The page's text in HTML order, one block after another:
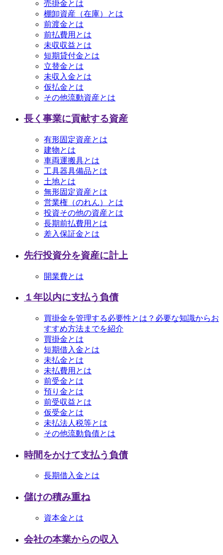
売掛金とは
棚卸資産（在庫）とは
前渡金とは
前払費用とは
未収収益とは
短期貸付金とは
立替金とは
未収入金とは
仮払金とは
その他流動資産とは
長く事業に貢献する資産
有形固定資産とは
建物とは
車両運搬具とは
工具器具備品とは
土地とは
無形固定資産とは
営業権（のれん）とは
投資その他の資産とは
長期前払費用とは
差入保証金とは
先行投資分を資産に計上
開業費とは
１年以内に支払う負債
買掛金を管理する必要性とは？必要な知識からお
すすめ方法までを紹介
買掛金とは
短期借入金とは
未払金とは
未払費用とは
前受金とは
預り金とは
前受収益とは
仮受金とは
未払法人税等とは
その他流動負債とは
時間をかけて支払う負債
長期借入金とは
儲けの積み重ね
資本金とは
会社の本業からの収入